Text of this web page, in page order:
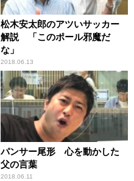
松木安太郎のアツいサッカー
解説 「このポール邪魔だ
な」
2018.06.13
パンサー尾形 心を動かした
父の言葉
2018.06.11